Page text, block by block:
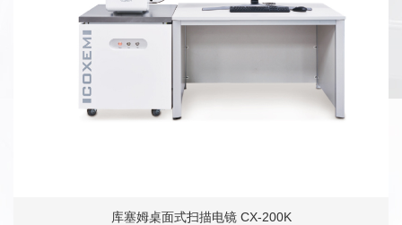
库塞姆桌面式扫描电镜 CX-200K